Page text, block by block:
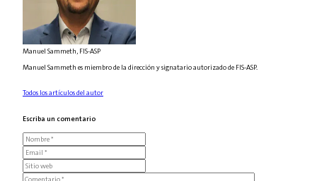
Manuel Sammeth, FIS-ASP
Manuel Sammeth es miembro de la dirección y signatario autorizado de FIS-ASP.
Todos los artículos del autor
Escriba un comentario